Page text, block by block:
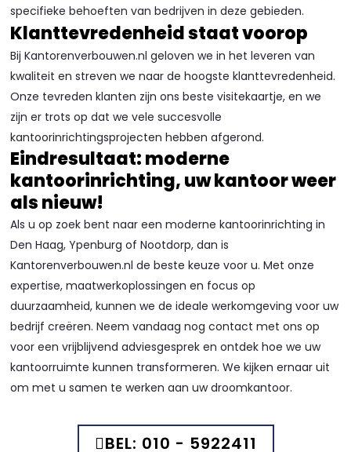
specifieke behoeften van bedrijven in deze gebieden.
Klanttevredenheid staat voorop
Bij Kantorenverbouwen.nl geloven we in het leveren van
kwaliteit en streven we naar de hoogste klanttevredenheid.
Onze tevreden klanten zijn ons beste visitekaartje, en we
zijn er trots op dat we vele succesvolle
kantoorinrichtingsprojecten hebben afgerond.
Eindresultaat: moderne
kantoorinrichting, uw kantoor weer
als nieuw!
Als u op zoek bent naar een moderne kantoorinrichting in
Den Haag, Ypenburg of Nootdorp, dan is
Kantorenverbouwen.nl de beste keuze voor u. Met onze
expertise, maatwerkoplossingen en focus op
duurzaamheid, kunnen we de ideale werkomgeving voor uw
bedrijf creëren. Neem vandaag nog contact met ons op
voor een vrijblijvend adviesgesprek en ontdek hoe we uw
kantoorruimte kunnen transformeren. We kijken ernaar uit
om met u samen te werken aan uw droomkantoor.
BEL: 010 - 5922411